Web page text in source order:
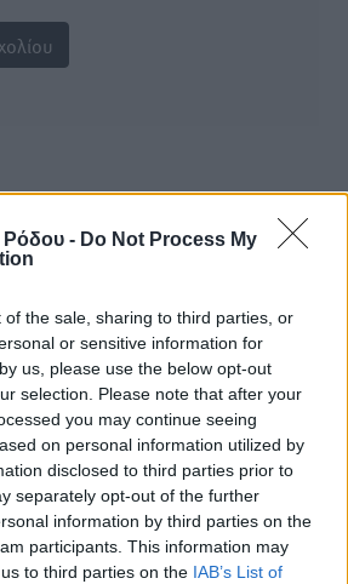
Ρόδου - Do Not Process My
of the sale, sharing to third parties, or
or sensitive information for
us, please use the below opt-out
selection. Please note that after your
you may continue seeing
on personal information utilized by
disclosed to third parties prior to
separately opt-out of the further
information by third parties on the
participants. This information may
to third parties on the IAB’s List of
της είδησης από άλλες
η χρήση του παρακάτω
παραπομπής προς το άρθρο